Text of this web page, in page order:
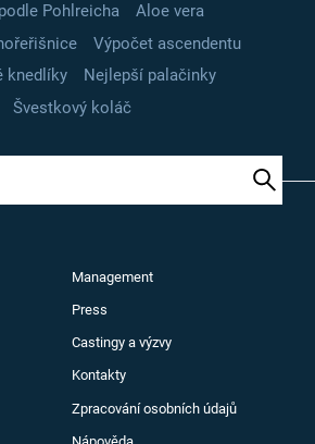
Pohlreicha
Aloe vera
Výpočet ascendentu
knedlíky
Nejlepší palačinky
Švestkový koláč
Management
Press
Castingy a výzvy
Kontakty
Zpracování osobních údajů